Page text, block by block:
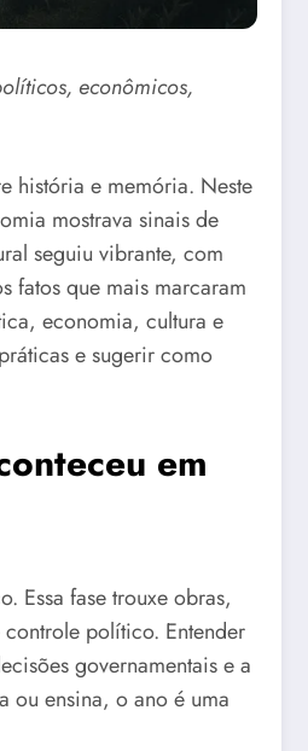
econômicos,
história e memória. Neste
mostrava sinais de
seguiu vibrante, com
fatos que mais marcaram
economia, cultura e
e sugerir como
em
Essa fase trouxe obras,
político. Entender
governamentais e a
ou ensina, o ano é uma